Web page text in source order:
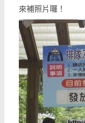
來補照片囉！